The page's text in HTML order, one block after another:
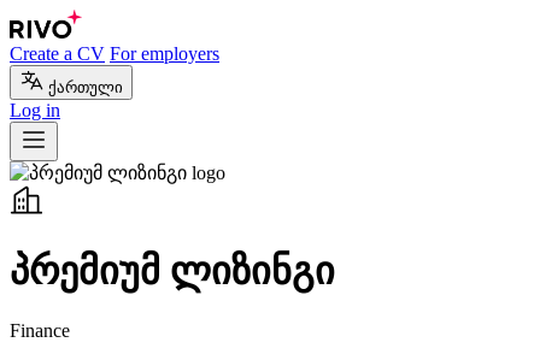
Create a CV For employers
ქართული
Log in
პრემიუმ ლიზინგი
Finance